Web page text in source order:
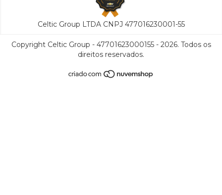
Celtic Group LTDA CNPJ 477016230001-55
Copyright Celtic Group - 47701623000155 - 2026. Todos os
direitos reservados.